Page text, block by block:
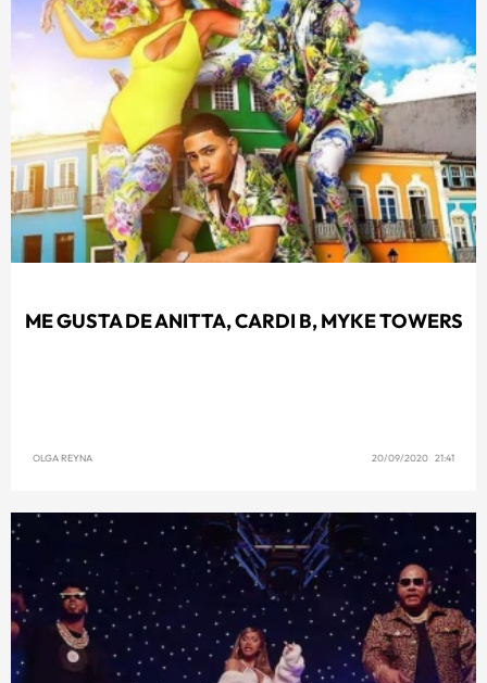
ME GUSTA DE ANITTA, CARDI B, MYKE TOWERS
OLGA REYNA 20/09/2020 21:41